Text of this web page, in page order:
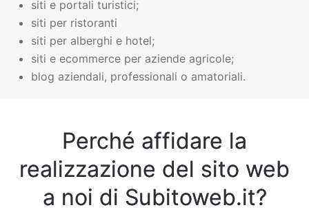
siti e portali turistici;
siti per ristoranti
siti per alberghi e hotel;
siti e ecommerce per aziende agricole;
blog aziendali, professionali o amatoriali.
Perché affidare la
realizzazione del sito web
a noi di Subitoweb.it?